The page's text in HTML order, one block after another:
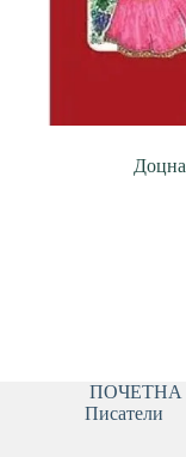
ПОЧЕТНА
Писатели